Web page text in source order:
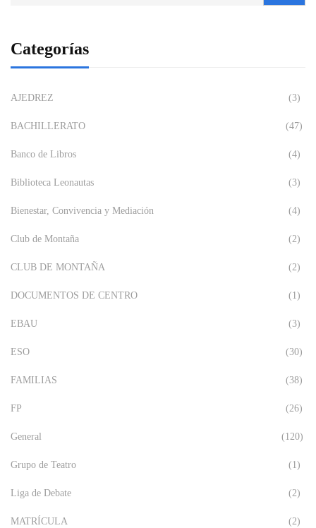
Categorías
AJEDREZ (3)
BACHILLERATO (47)
Banco de Libros (4)
Biblioteca Leonautas (3)
Bienestar, Convivencia y Mediación (4)
Club de Montaña (2)
CLUB DE MONTAÑA (2)
DOCUMENTOS DE CENTRO (1)
EBAU (3)
ESO (30)
FAMILIAS (38)
FP (26)
General (120)
Grupo de Teatro (1)
Liga de Debate (2)
MATRÍCULA (2)